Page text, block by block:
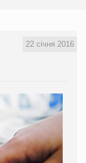
22 січня 2016